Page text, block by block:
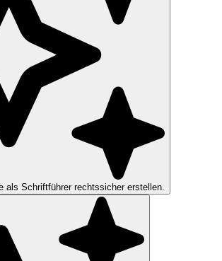
als Schriftführer rechtssicher erstellen.